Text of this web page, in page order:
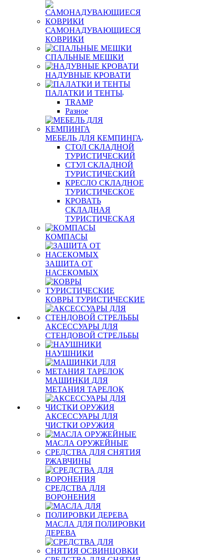
САМОНАДУВАЮЩИЕСЯ
КОВРИКИ
СПАЛЬНЫЕ МЕШКИ
НАДУВНЫЕ КРОВАТИ
ПАЛАТКИ И ТЕНТЫ
TRAMP
Разное
МЕБЕЛЬ ДЛЯ КЕМПИНГА
СТОЛ СКЛАДНОЙ
ТУРИСТИЧЕСКИЙ
СТУЛ СКЛАДНОЙ
ТУРИСТИЧЕСКИЙ
КРЕСЛО СКЛАДНОЕ
ТУРИСТИЧЕСКОЕ
КРОВАТЬ
СКЛАДНАЯ
ТУРИСТИЧЕСКАЯ
КОМПАСЫ
ЗАЩИТА ОТ
НАСЕКОМЫХ
КОВРЫ ТУРИСТИЧЕСКИЕ
АКСЕССУАРЫ ДЛЯ
СТЕНДОВОЙ СТРЕЛЬБЫ
НАУШНИКИ
МАШИНКИ ДЛЯ
МЕТАНИЯ ТАРЕЛОК
АКСЕССУАРЫ ДЛЯ
ЧИСТКИ ОРУЖИЯ
МАСЛА ОРУЖЕЙНЫЕ
СРЕДСТВА ДЛЯ СНЯТИЯ
РЖАВЧИНЫ
СРЕДСТВА ДЛЯ
ВОРОНЕНИЯ
МАСЛА ДЛЯ ПОЛИРОВКИ
ДЕРЕВА